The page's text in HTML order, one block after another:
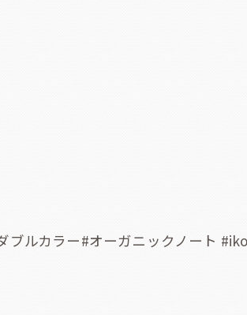
ブルカラー#オーガニックノート